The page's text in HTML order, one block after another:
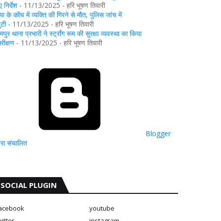
निर्देश- 11/13/2025 - हरि भूषण तिवारी
के कोंच में व्यक्ति की गिरने से मौत, पुलिस जांच में
- 11/13/2025 - हरि भूषण तिवारी
थाना प्रभारी ने स्ट्रॉंग रूम की सुरक्षा व्यवस्था का किया
- 11/13/2025 - हरि भूषण तिवारी
Blogger
संचालित
SOCIAL PLUGIN
youtube